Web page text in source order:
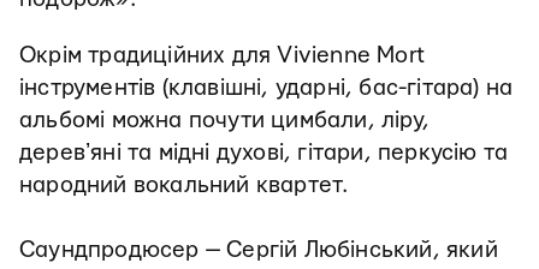
Окрім традиційних для Vivienne Mort
інструментів (клавішні, ударні, бас-гітара) на
альбомі можна почути цимбали, ліру,
деревʼяні та мідні духові, гітари, перкусію та
народний вокальний квартет.
Саундпродюсер — Сергій Любінський, який